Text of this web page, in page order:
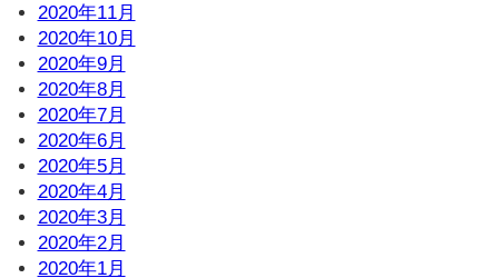
2020年11月
2020年10月
2020年9月
2020年8月
2020年7月
2020年6月
2020年5月
2020年4月
2020年3月
2020年2月
2020年1月